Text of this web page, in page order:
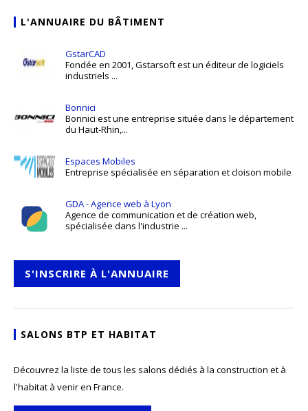
L'ANNUAIRE DU BÂTIMENT
GstarCAD
Fondée en 2001, Gstarsoft est un éditeur de logiciels
industriels ...
Bonnici
Bonnici est une entreprise située dans le département
du Haut-Rhin,...
Espaces Mobiles
Entreprise spécialisée en séparation et cloison mobile
GDA - Agence web à Lyon
Agence de communication et de création web,
spécialisée dans l'industrie ...
S'INSCRIRE À L'ANNUAIRE
SALONS BTP ET HABITAT
Découvrez la liste de tous les salons dédiés à la construction et à
l'habitat à venir en France.